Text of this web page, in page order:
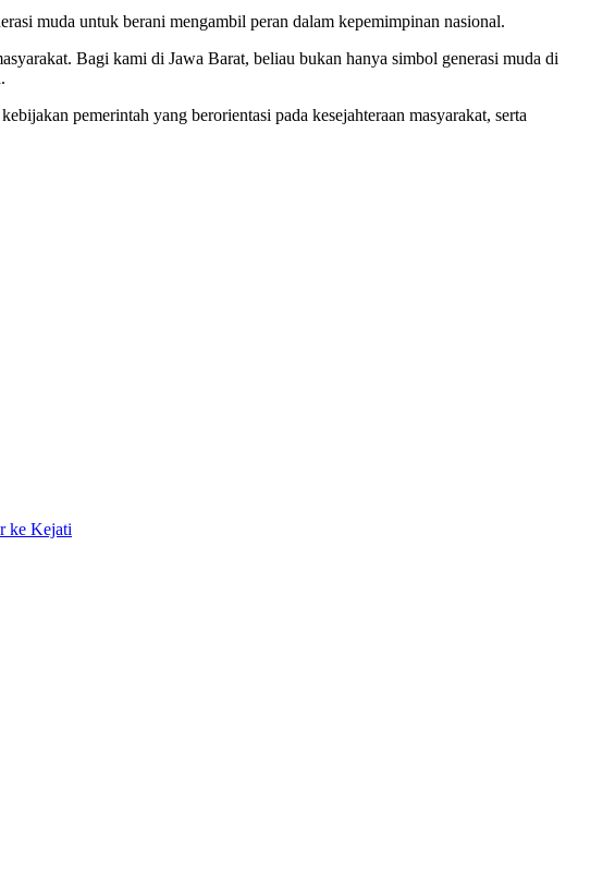
muda untuk berani mengambil peran dalam kepemimpinan nasional.
Bagi kami di Jawa Barat, beliau bukan hanya simbol generasi muda di
pemerintah yang berorientasi pada kesejahteraan masyarakat, serta
ke Kejati